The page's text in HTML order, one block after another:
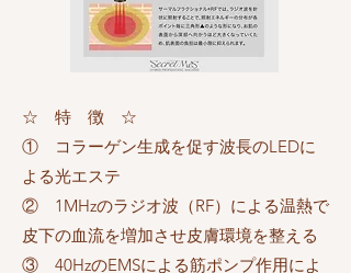
​☆ 特 徴 ☆
① コラーゲン生成を促す波長のLEDに
よる光エステ
② 1MHzのラジオ波（RF）による温熱で
皮下の血流を増加させ皮膚環境を整える
③ 40HzのEMSによる筋ポンプ作用によ